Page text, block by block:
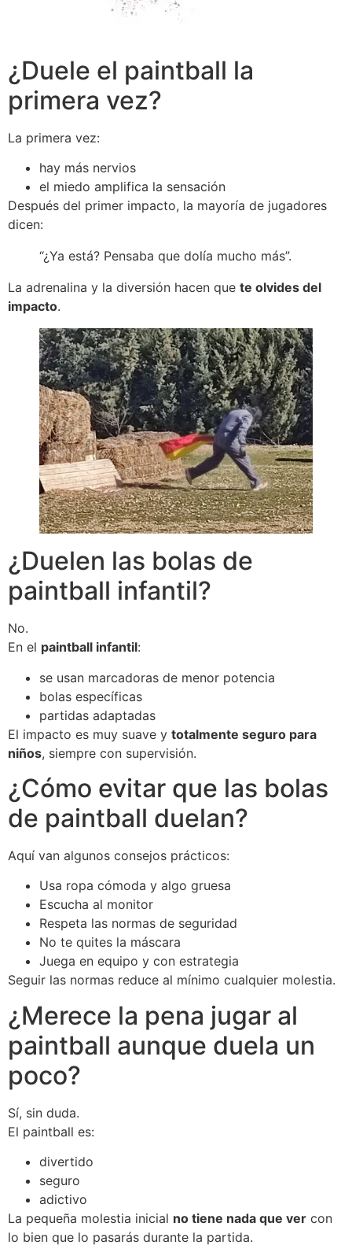
¿Duele el paintball la
primera vez?
La primera vez:
hay más nervios
el miedo amplifica la sensación
Después del primer impacto, la mayoría de jugadores
dicen:
“¿Ya está? Pensaba que dolía mucho más”.
La adrenalina y la diversión hacen que te olvides del
impacto.
¿Duelen las bolas de
paintball infantil?
No.
En el paintball infantil:
se usan marcadoras de menor potencia
bolas específicas
partidas adaptadas
El impacto es muy suave y totalmente seguro para
niños, siempre con supervisión.
¿Cómo evitar que las bolas
de paintball duelan?
Aquí van algunos consejos prácticos:
Usa ropa cómoda y algo gruesa
Escucha al monitor
Respeta las normas de seguridad
No te quites la máscara
Juega en equipo y con estrategia
Seguir las normas reduce al mínimo cualquier molestia.
¿Merece la pena jugar al
paintball aunque duela un
poco?
Sí, sin duda.
El paintball es:
divertido
seguro
adictivo
La pequeña molestia inicial no tiene nada que ver con
lo bien que lo pasarás durante la partida.